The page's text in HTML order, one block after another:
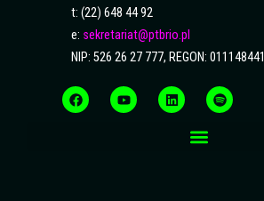
t: (22) 648 44 92
e: sekretariat@ptbrio.pl
NIP: 526 26 27 777, REGON: 011148441
a
c
e
o
u
t
i
n
k
p
o
t